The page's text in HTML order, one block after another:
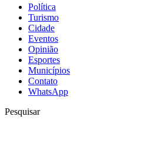
Política
Turismo
Cidade
Eventos
Opinião
Esportes
Municípios
Contato
WhatsApp
Pesquisar